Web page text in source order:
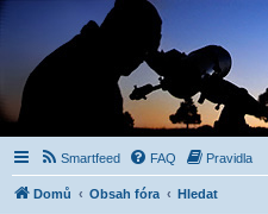
Smartfeed FAQ Pravidla
Domů Obsah fóra Hledat